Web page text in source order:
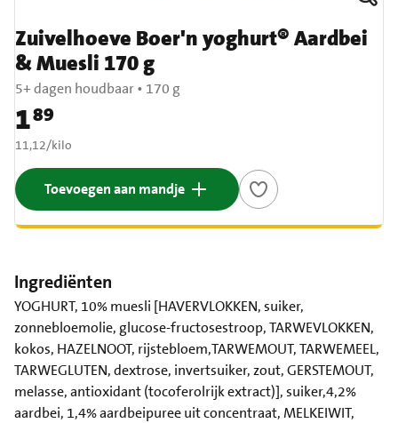
Zuivelhoeve Boer'n yoghurt® Aardbei
& Muesli 170 g
5+ dagen houdbaar• 170 g
Prijs: € 1,89
189
€ 11,12 per kilo
11,12/kilo
Toevoegen aan mandje
Ingrediënten
YOGHURT, 10% muesli [HAVERVLOKKEN, suiker,
zonnebloemolie, glucose-fructosestroop, TARWEVLOKKEN,
kokos, HAZELNOOT, rijstebloem,TARWEMOUT, TARWEMEEL,
TARWEGLUTEN, dextrose, invertsuiker, zout, GERSTEMOUT,
melasse, antioxidant (tocoferolrijk extract)], suiker,4,2%
aardbei, 1,4% aardbeipuree uit concentraat, MELKEIWIT,